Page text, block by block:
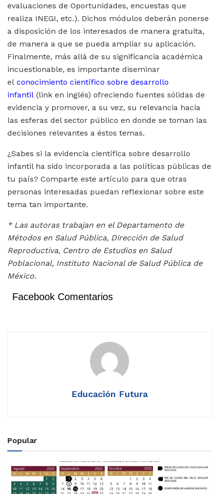
evaluaciones de Oportunidades, encuestas que
realiza INEGI, etc.). Dichos módulos deberán ponerse
a disposición de los interesados de manera gratuita,
de manera a que se pueda ampliar su aplicación.
Finalmente, más allá de su significancia académica
incuestionable, es importante diseminar
el conocimiento científico sobre desarrollo
infantil (link en inglés) ofreciendo fuentes sólidas de
evidencia y promover, a su vez, su relevancia hacia
las esferas del sector público en donde se toman las
decisiones relevantes a éstos temas.
¿Sabes si la evidencia científica sobre desarrollo
infantil ha sido incorporada a las políticas públicas de
tu país? Comparte este artículo para que otras
personas interesadas puedan reflexionar sobre este
tema tan importante.
* Las autoras trabajan en el Departamento de
Métodos en Salud Pública, Dirección de Salud
Reproductiva, Centro de Estudios en Salud
Poblacional, Instituto Nacional de Salud Pública de
México.
Facebook Comentarios
Educación Futura
Popular